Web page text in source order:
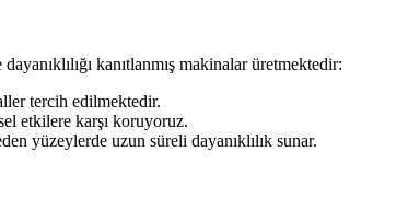
kanıtlanmış makinalar üretmektedir:
tercih edilmektedir.
etkilere karşı koruyoruz.
yüzeylerde uzun süreli dayanıklılık sunar.